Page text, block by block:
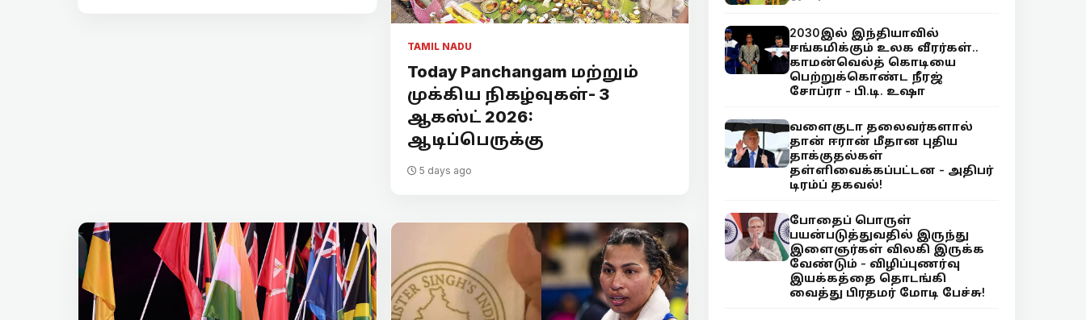
TAMIL NADU
Today Panchangam மற்றும்
முக்கிய நிகழ்வுகள்- 3
ஆகஸ்ட் 2026:
ஆடிப்பெருக்கு
5 days ago
2030இல் இந்தியாவில்
சங்கமிக்கும் உலக வீரர்கள்..
காமன்வெல்த் கொடியை
பெற்றுக்கொண்ட நீரஜ்
சோப்ரா - பி.டி. உஷா
வளைகுடா தலைவர்களால்
தான் ஈரான் மீதான புதிய
தாக்குதல்கள்
தள்ளிவைக்கப்பட்டன - அதிபர்
டிரம்ப் தகவல்!
போதைப் பொருள்
பயன்படுத்துவதில் இருந்து
இளைஞர்கள் விலகி இருக்க
வேண்டும் - விழிப்புணர்வு
இயக்கத்தை தொடங்கி
வைத்து பிரதமர் மோடி பேச்சு!